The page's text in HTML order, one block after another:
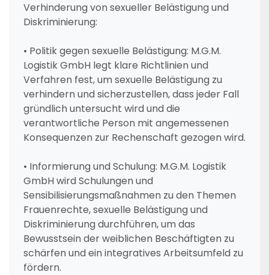
Verhinderung von sexueller Belästigung und
Diskriminierung:
• Politik gegen sexuelle Belästigung: M.G.M.
Logistik GmbH legt klare Richtlinien und
Verfahren fest, um sexuelle Belästigung zu
verhindern und sicherzustellen, dass jeder Fall
gründlich untersucht wird und die
verantwortliche Person mit angemessenen
Konsequenzen zur Rechenschaft gezogen wird.
• Informierung und Schulung: M.G.M. Logistik
GmbH wird Schulungen und
Sensibilisierungsmaßnahmen zu den Themen
Frauenrechte, sexuelle Belästigung und
Diskriminierung durchführen, um das
Bewusstsein der weiblichen Beschäftigten zu
schärfen und ein integratives Arbeitsumfeld zu
fördern.